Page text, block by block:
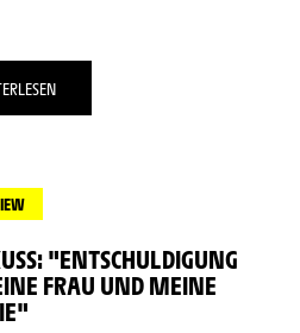
"ENTSCHULDIGUNG
FRAU UND MEINE